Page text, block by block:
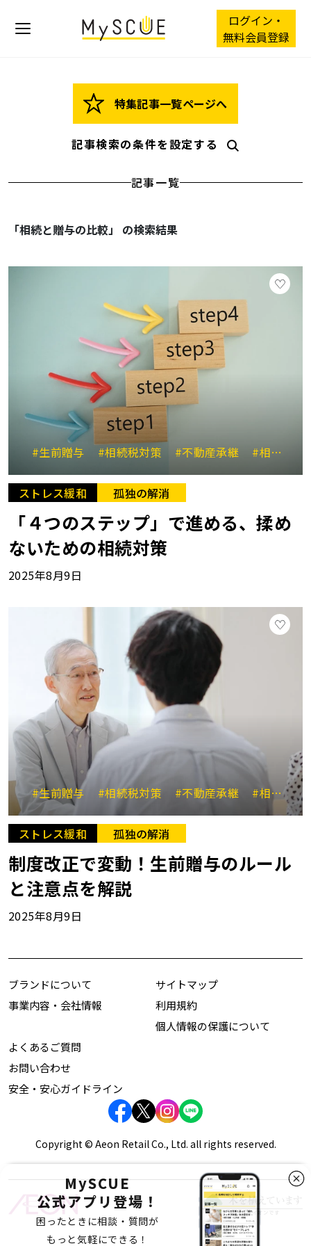
ログイン・
無料会員登録
特集記事一覧ページへ
記事検索の条件を設定する
記事一覧
「相続と贈与の比較」 の検索結果
#生前贈与 #相続税対策 #不動産承継 #相続と贈与の比較
ストレス緩和 孤独の解消
「４つのステップ」で進める、揉め
ないための相続対策
2025年8月9日
#生前贈与 #相続税対策 #不動産承継 #相続と贈与の比較
ストレス緩和 孤独の解消
制度改正で変動！生前贈与のルール
と注意点を解説
2025年8月9日
MySCUE
公式アプリ登場！
困ったときに相談・質問が
もっと気軽にできる！
ブランドについて
事業内容・会社情報
サイトマップ
利用規約
個人情報の保護について
よくあるご質問
お問い合わせ
安全・安心ガイドライン
Copyright © Aeon Retail Co., Ltd. all rights reserved.